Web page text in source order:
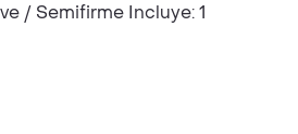
/ Semifirme Incluye: 1